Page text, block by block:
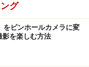
グ
をピンホールカメラに変
影を楽しむ方法